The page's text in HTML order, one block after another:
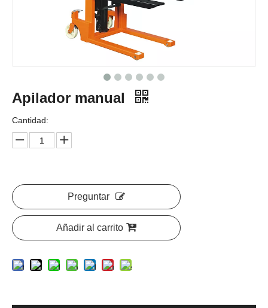
Apilador manual
Cantidad:
Preguntar
Añadir al carrito